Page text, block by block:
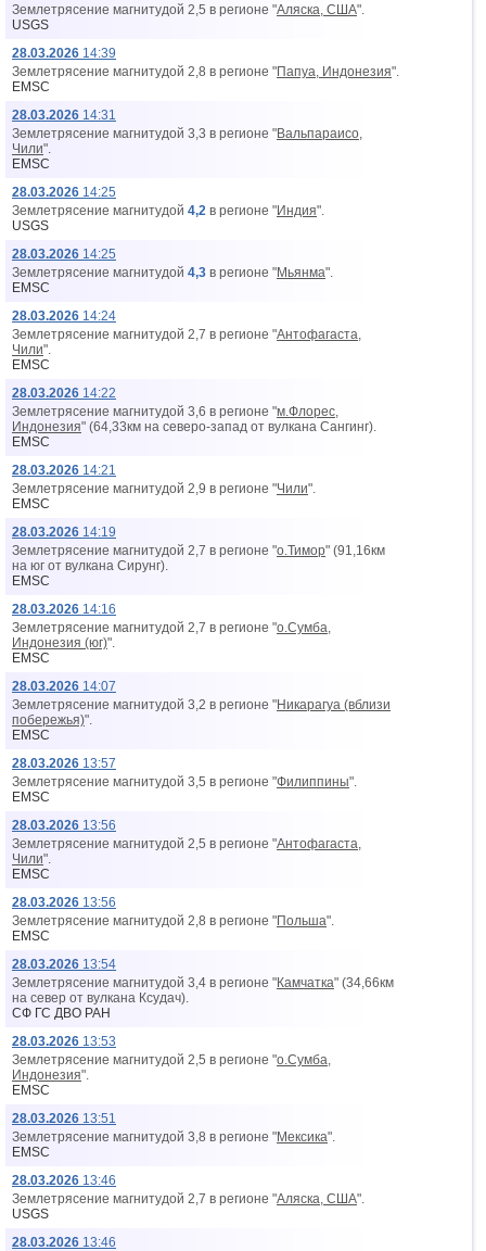
Землетрясение магнитудой 2,5 в регионе "Аляска, США".
USGS
28.03.2026 14:39
Землетрясение магнитудой 2,8 в регионе "Папуа, Индонезия".
EMSC
28.03.2026 14:31
Землетрясение магнитудой 3,3 в регионе "Вальпараисо,
Чили".
EMSC
28.03.2026 14:25
Землетрясение магнитудой 4,2 в регионе "Индия".
USGS
28.03.2026 14:25
Землетрясение магнитудой 4,3 в регионе "Мьянма".
EMSC
28.03.2026 14:24
Землетрясение магнитудой 2,7 в регионе "Антофагаста,
Чили".
EMSC
28.03.2026 14:22
Землетрясение магнитудой 3,6 в регионе "м.Флорес,
Индонезия" (64,33км на северо-запад от вyлкана Сангинг).
EMSC
28.03.2026 14:21
Землетрясение магнитудой 2,9 в регионе "Чили".
EMSC
28.03.2026 14:19
Землетрясение магнитудой 2,7 в регионе "о.Тимор" (91,16км
на юг от вyлкана Сирунг).
EMSC
28.03.2026 14:16
Землетрясение магнитудой 2,7 в регионе "о.Сумба,
Индонезия (юг)".
EMSC
28.03.2026 14:07
Землетрясение магнитудой 3,2 в регионе "Никарагуа (вблизи
побережья)".
EMSC
28.03.2026 13:57
Землетрясение магнитудой 3,5 в регионе "Филиппины".
EMSC
28.03.2026 13:56
Землетрясение магнитудой 2,5 в регионе "Антофагаста,
Чили".
EMSC
28.03.2026 13:56
Землетрясение магнитудой 2,8 в регионе "Польша".
EMSC
28.03.2026 13:54
Землетрясение магнитудой 3,4 в регионе "Камчатка" (34,66км
на север от вyлкана Ксудач).
СФ ГС ДВО РАН
28.03.2026 13:53
Землетрясение магнитудой 2,5 в регионе "о.Сумба,
Индонезия".
EMSC
28.03.2026 13:51
Землетрясение магнитудой 3,8 в регионе "Мексика".
EMSC
28.03.2026 13:46
Землетрясение магнитудой 2,7 в регионе "Аляска, США".
USGS
28.03.2026 13:46